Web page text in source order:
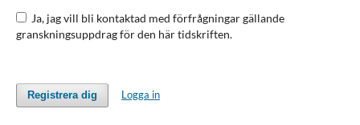
granskningsuppdrag för den här tidskriften.
Registrera dig Logga in